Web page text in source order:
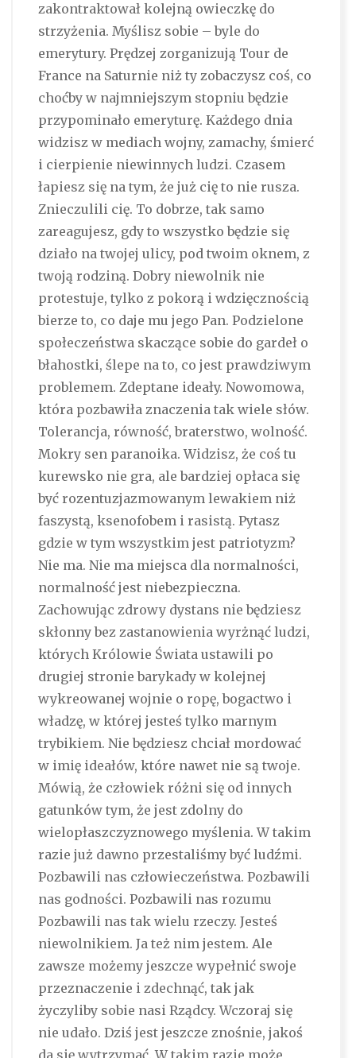
zakontraktował kolejną owieczkę do
strzyżenia. Myślisz sobie – byle do
emerytury. Prędzej zorganizują Tour de
France na Saturnie niż ty zobaczysz coś, co
choćby w najmniejszym stopniu będzie
przypominało emeryturę. Każdego dnia
widzisz w mediach wojny, zamachy, śmierć
i cierpienie niewinnych ludzi. Czasem
łapiesz się na tym, że już cię to nie rusza.
Znieczulili cię. To dobrze, tak samo
zareagujesz, gdy to wszystko będzie się
działo na twojej ulicy, pod twoim oknem, z
twoją rodziną. Dobry niewolnik nie
protestuje, tylko z pokorą i wdzięcznością
bierze to, co daje mu jego Pan. Podzielone
społeczeństwa skaczące sobie do gardeł o
błahostki, ślepe na to, co jest prawdziwym
problemem. Zdeptane ideały. Nowomowa,
która pozbawiła znaczenia tak wiele słów.
Tolerancja, równość, braterstwo, wolność.
Mokry sen paranoika. Widzisz, że coś tu
kurewsko nie gra, ale bardziej opłaca się
być rozentuzjazmowanym lewakiem niż
faszystą, ksenofobem i rasistą. Pytasz
gdzie w tym wszystkim jest patriotyzm?
Nie ma. Nie ma miejsca dla normalności,
normalność jest niebezpieczna.
Zachowując zdrowy dystans nie będziesz
skłonny bez zastanowienia wyrżnąć ludzi,
których Królowie Świata ustawili po
drugiej stronie barykady w kolejnej
wykreowanej wojnie o ropę, bogactwo i
władzę, w której jesteś tylko marnym
trybikiem. Nie będziesz chciał mordować
w imię ideałów, które nawet nie są twoje.
Mówią, że człowiek różni się od innych
gatunków tym, że jest zdolny do
wielopłaszczyznowego myślenia. W takim
razie już dawno przestaliśmy być ludźmi.
Pozbawili nas człowieczeństwa. Pozbawili
nas godności. Pozbawili nas rozumu
Pozbawili nas tak wielu rzeczy. Jesteś
niewolnikiem. Ja też nim jestem. Ale
zawsze możemy jeszcze wypełnić swoje
przeznaczenie i zdechnąć, tak jak
życzyliby sobie nasi Rządcy. Wczoraj się
nie udało. Dziś jest jeszcze znośnie, jakoś